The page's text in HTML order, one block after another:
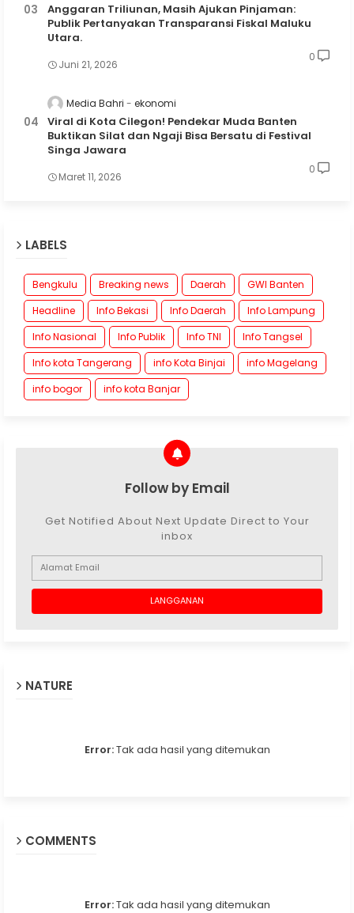
Anggaran Triliunan, Masih Ajukan Pinjaman:
Publik Pertanyakan Transparansi Fiskal Maluku
Utara.
Juni 21, 2026
0
Media Bahri ekonomi
Viral di Kota Cilegon! Pendekar Muda Banten
Buktikan Silat dan Ngaji Bisa Bersatu di Festival
Singa Jawara
Maret 11, 2026
0
LABELS
Bengkulu Breaking news Daerah
GWI Banten
Headline
Info Bekasi Info Daerah
Info Lampung
Info Nasional
Info Publik Info TNI
Info Tangsel
Info kota Tangerang
info Kota Binjai
info Magelang
info bogor
info kota Banjar
Follow by Email
Get Notified About Next Update Direct to Your
inbox
NATURE
Error:Tak ada hasil yang ditemukan
COMMENTS
Error:Tak ada hasil yang ditemukan